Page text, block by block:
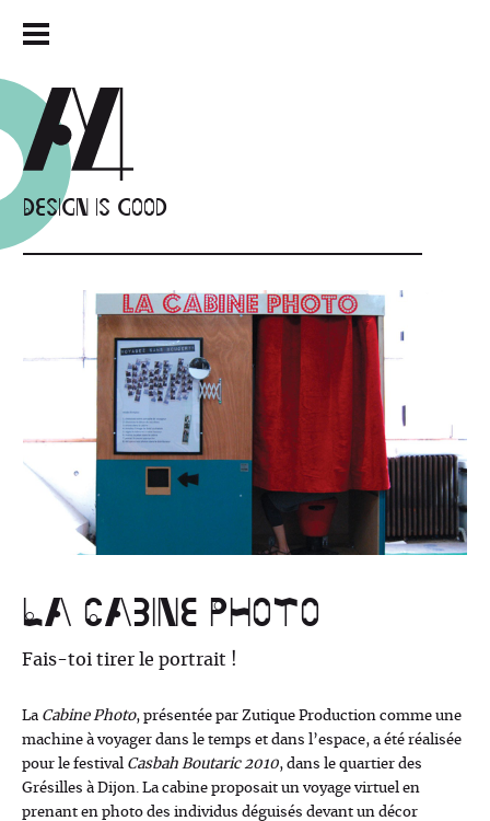
Design is good
La Cabine Photo
Fais-toi tirer le portrait !
La Cabine Photo, présentée par Zutique Production comme une
machine à voyager dans le temps et dans l’espace, a été réalisée
pour le festival Casbah Boutaric 2010, dans le quartier des
Grésilles à Dijon. La cabine proposait un voyage virtuel en
prenant en photo des individus déguisés devant un décor